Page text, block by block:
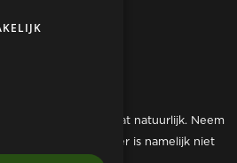
bekijken dan kan dat natuurlijk. Neem
te maken, er is namelijk niet